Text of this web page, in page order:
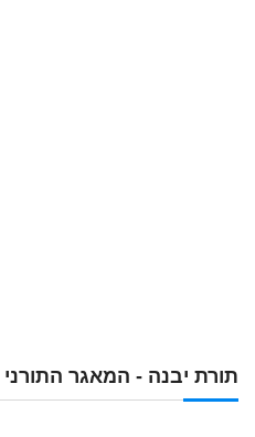
תורת יבנה - המאגר התורני